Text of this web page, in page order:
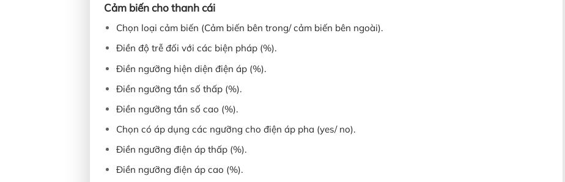
Cảm biến cho thanh cái
Chọn loại cảm biến (Cảm biến bên trong/ cảm biến bên ngoài).
Điền độ trễ đối với các biện pháp (%).
Điền ngưỡng hiện diện điện áp (%).
Điền ngưỡng tần số thấp (%).
Điền ngưỡng tần số cao (%).
Chọn có áp dụng các ngưỡng cho điện áp pha (yes/ no).
Điền ngưỡng điện áp thấp (%).
Điền ngưỡng điện áp cao (%).